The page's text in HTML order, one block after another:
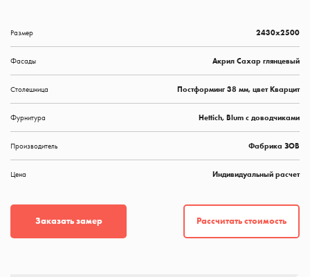
Размер 2430х2500
Фасады Акрил Сахар глянцевый
Столешница Постформинг 38 мм, цвет Кварцит
Фурнитура Hettich, Blum с доводчиками
Производитель Фабрика ЗОВ
Цена Индивидуальный расчет
Заказать замер Рассчитать стоимость